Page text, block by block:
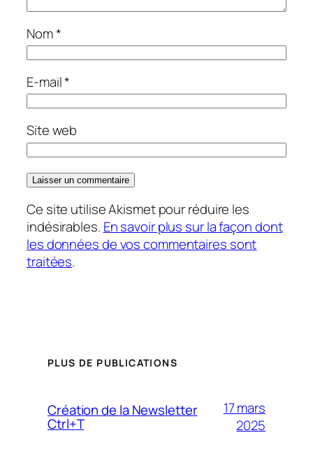
Nom*
E-mail*
Site web
Ce site utilise Akismet pour réduire les
indésirables. En savoir plus sur la façon dont
les données de vos commentaires sont
traitées.
PLUS DE PUBLICATIONS
Création de la Newsletter
Ctrl+T
17 mars
2025